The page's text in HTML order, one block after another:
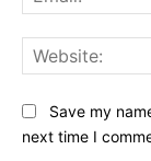
Save my
next time I